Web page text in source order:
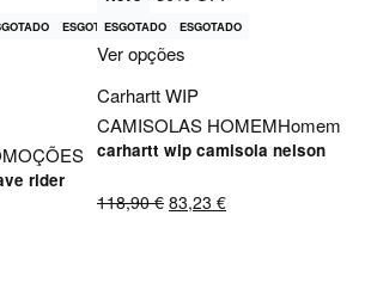
ESGOTADO
rider
ESGOTADO ESGOTADO
Ver opções
Carhartt WIP
CAMISOLAS HOMEMHomem
carhartt wip camisola nelson
118,90€ 83,23 €